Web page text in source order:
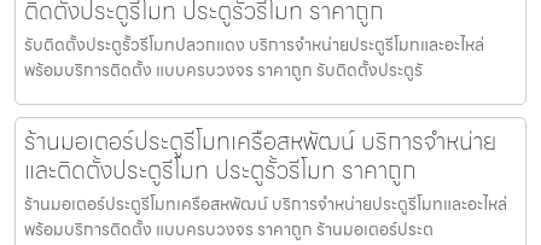
ติดตั้งประตูรีโมท ประตูรั้วรีโมท ราคาถูก
รับติดตั้งประตูรั้วรีโมทปลวกแดง บริการจำหน่ายประตูรีโมทและอะไหล่
พร้อมบริการติดตั้ง แบบครบวงจร ราคาถูก รับติดตั้งประตูรั
ร้านมอเตอร์ประตูรีโมทเครือสหพัฒน์ บริการจำหน่าย
และติดตั้งประตูรีโมท ประตูรั้วรีโมท ราคาถูก
ร้านมอเตอร์ประตูรีโมทเครือสหพัฒน์ บริการจำหน่ายประตูรีโมทและอะไหล่
พร้อมบริการติดตั้ง แบบครบวงจร ราคาถูก ร้านมอเตอร์ประต